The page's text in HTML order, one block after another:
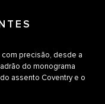
precisão, desde a
do monograma
assento Coventry e o